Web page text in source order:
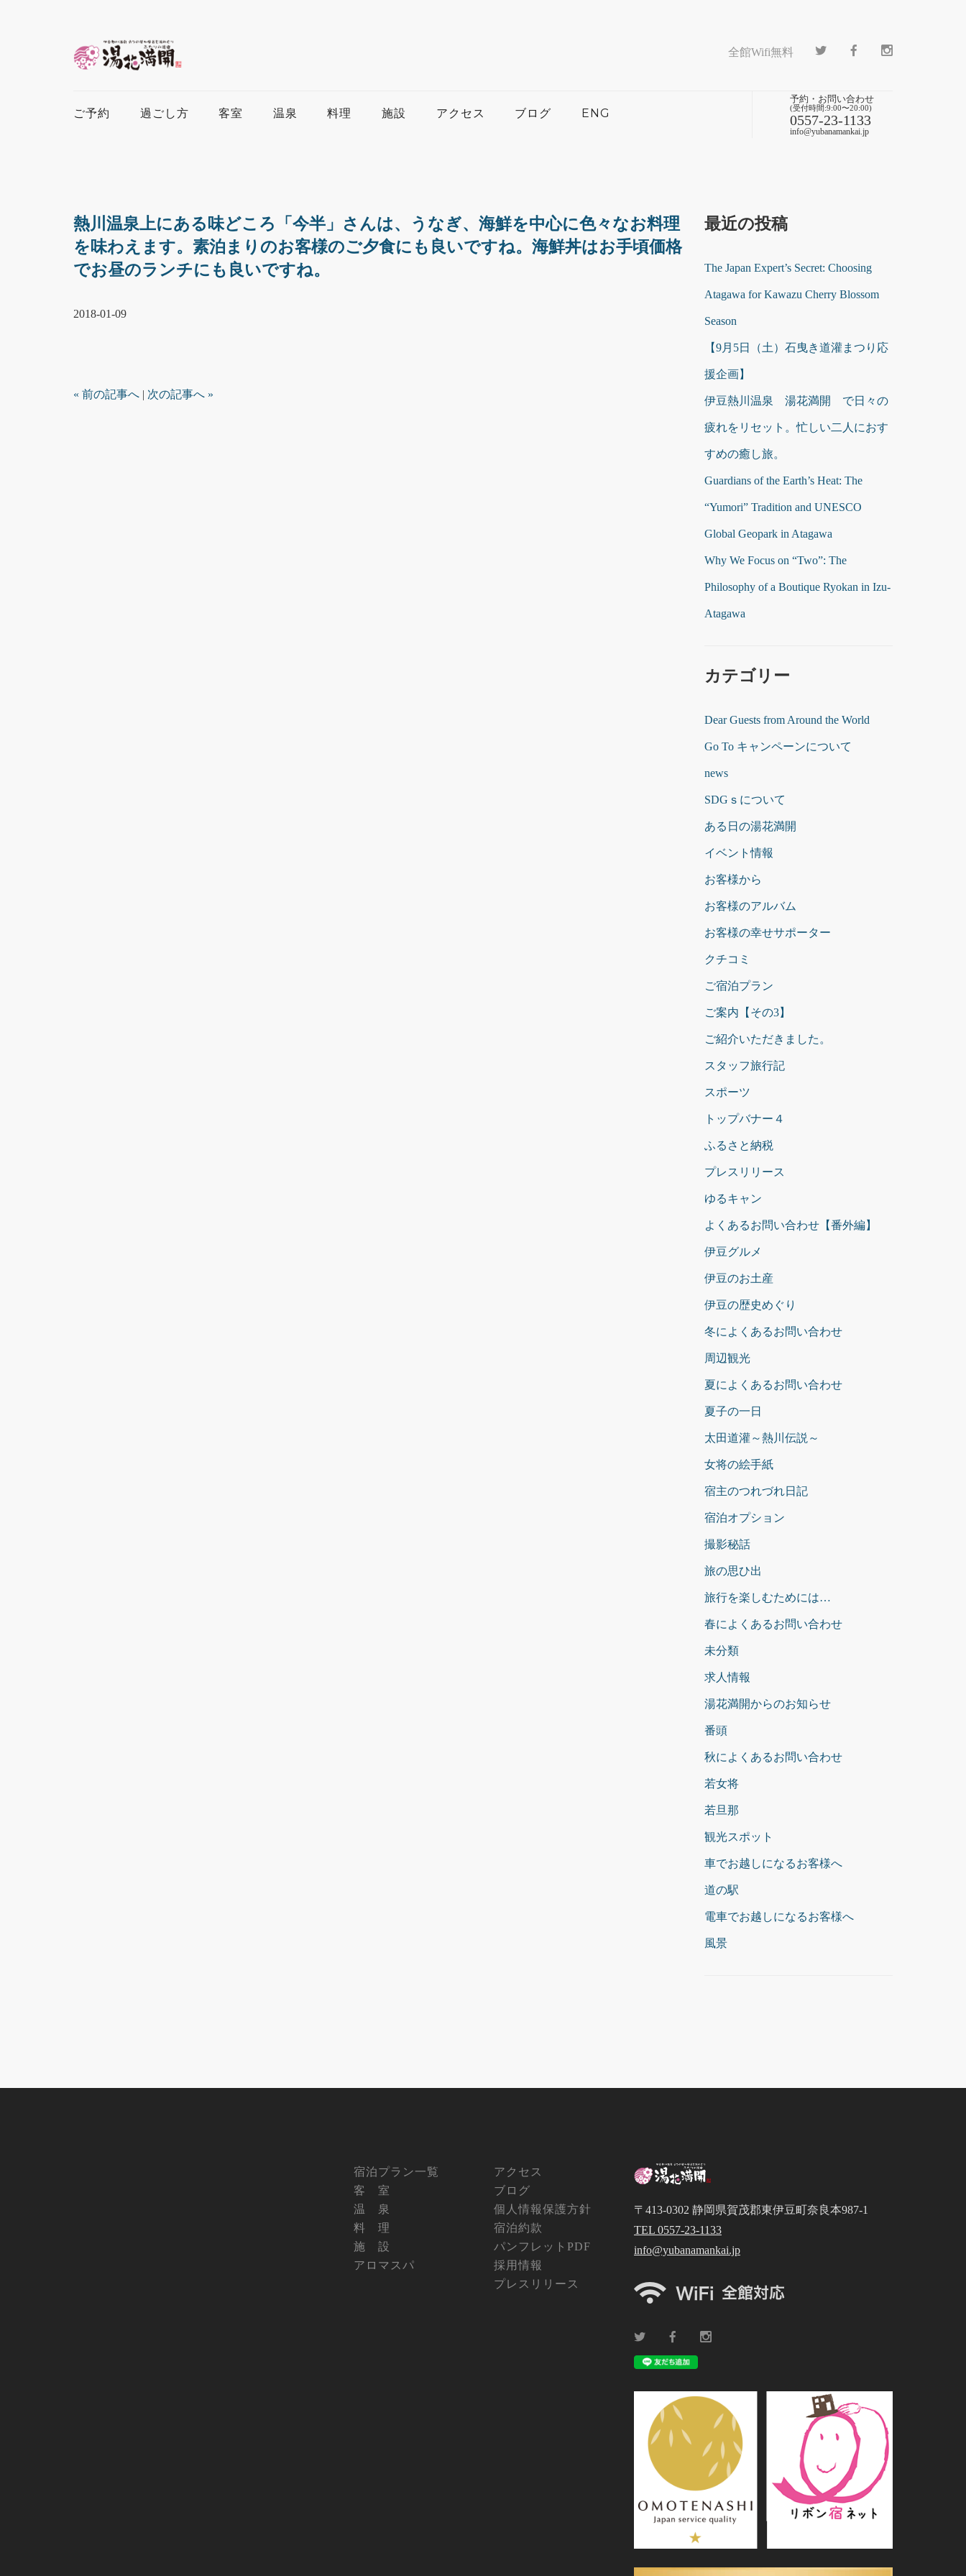
全館Wifi無料
ご予約 過ごし方 客室 温泉 料理 施設 アクセス ブログ ENG
予約・お問い合わせ
(受付時間:9:00〜20:00)
0557-23-1133
info@yubanamankai.jp
熱川温泉上にある味どころ「今半」さんは、うなぎ、海鮮を中心に色々なお料理
を味わえます。素泊まりのお客様のご夕食にも良いですね。海鮮丼はお手頃価格
でお昼のランチにも良いですね。
2018-01-09
« 前の記事へ | 次の記事へ »
最近の投稿
The Japan Expert’s Secret: Choosing
Atagawa for Kawazu Cherry Blossom
Season
【9月5日（土）石曳き道灌まつり応
援企画】
伊豆熱川温泉 湯花満開 で日々の
疲れをリセット。忙しい二人におす
すめの癒し旅。
Guardians of the Earth’s Heat: The
“Yumori” Tradition and UNESCO
Global Geopark in Atagawa
Why We Focus on “Two”: The
Philosophy of a Boutique Ryokan in Izu-
Atagawa
カテゴリー
Dear Guests from Around the World
Go To キャンペーンについて
news
SDGｓについて
ある日の湯花満開
イベント情報
お客様から
お客様のアルバム
お客様の幸せサポーター
クチコミ
ご宿泊プラン
ご案内【その3】
ご紹介いただきました。
スタッフ旅行記
スポーツ
トップバナー４
ふるさと納税
プレスリリース
ゆるキャン
よくあるお問い合わせ【番外編】
伊豆グルメ
伊豆のお土産
伊豆の歴史めぐり
冬によくあるお問い合わせ
周辺観光
夏によくあるお問い合わせ
夏子の一日
太田道灌～熱川伝説～
女将の絵手紙
宿主のつれづれ日記
宿泊オプション
撮影秘話
旅の思ひ出
旅行を楽しむためには…
春によくあるお問い合わせ
未分類
求人情報
湯花満開からのお知らせ
番頭
秋によくあるお問い合わせ
若女将
若旦那
観光スポット
車でお越しになるお客様へ
道の駅
電車でお越しになるお客様へ
風景
宿泊プラン一覧
客 室
温 泉
料 理
施 設
アロマスパ
アクセス
ブログ
個人情報保護方針
宿泊約款
パンフレットPDF
採用情報
プレスリリース
〒413-0302 静岡県賀茂郡東伊豆町奈良本987-1
TEL 0557-23-1133
info@yubanamankai.jp